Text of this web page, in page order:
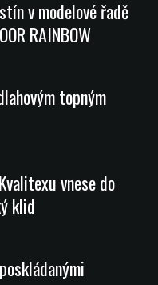
v modelové řadě
RAINBOW
topným
vnese do
klid